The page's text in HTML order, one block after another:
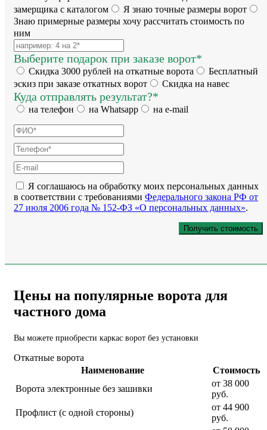
замерщика с каталогом
Я знаю точные размеры ворот
Знаю примерные размеры хочу рассчитать стоимость по
ним
Выберите подарок при заказе ворот*
Скидка 3000 рублей на откатные ворота
Бесплатный
эскиз при заказе откатных ворот
Скидка на навес
Куда отправлять результат?*
на телефон на Whatsapp на e-mail
Я соглашаюсь на обработку моих персональных данных
в соответствии с требованиями Федерального закона РФ от
27 июля 2006 года № 152-ФЗ «О персональных данных».
Цены на популярные ворота для
частного дома
Вы можете приобрести каркас ворот без установки
Откатные ворота
Наименование
Стоимость
Ворота электронные без зашивки
от 38 000
руб.
Профлист (с одной стороны)
от 44 900
руб.